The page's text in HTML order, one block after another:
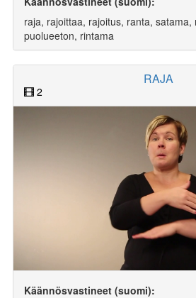
raja, rajoittaa, rajoitus, ranta, satama,
puolueeton, rintama
RAJA
2
Käännösvastineet (suomi):